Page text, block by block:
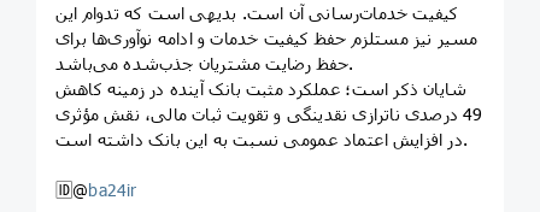
کیفیت خدمات‌رسانی آن است. بدیهی است که تدوام این
مسیر نیز مستلزم حفظ کیفیت خدمات و ادامه نوآوری‌ها برای
حفظ رضایت مشتریان جذب‌شده می‌باشد.
شایان ذکر است؛ عملکرد مثبت بانک آینده در زمینه کاهش
49 درصدی ناترازی نقدینگی و تقویت ثبات مالی، نقش مؤثری
در افزایش اعتماد عمومی نسبت به این بانک داشته است.
🆔@ba24ir